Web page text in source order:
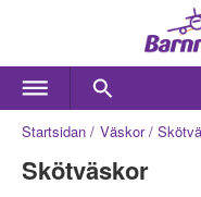
Startsidan Väskor
Skötväskor